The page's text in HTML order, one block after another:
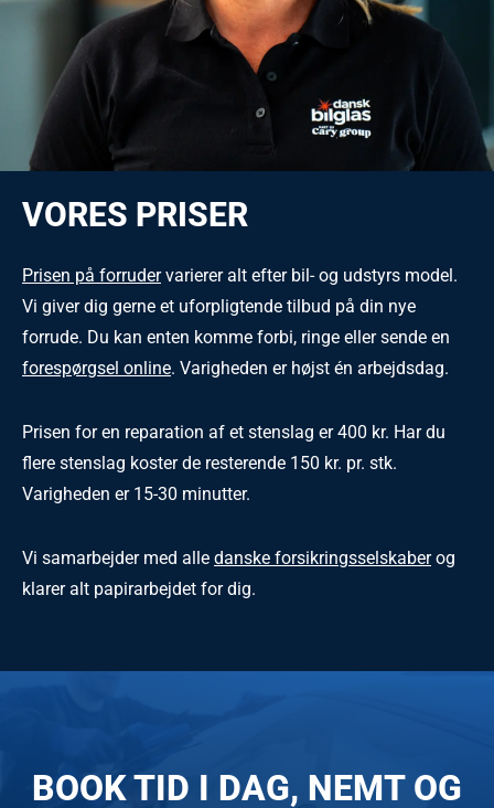
VORES PRISER
Prisen på forrudervarierer alt efter bil- og udstyrs model.
Vi giver dig gerne et uforpligtende tilbud på din nye
forrude. Du kan enten komme forbi, ringe eller sende en
forespørgsel online. Varigheden er højst én arbejdsdag.
Prisen for en reparation af et stenslag er 400 kr. Har du
flere stenslag koster de resterende 150 kr. pr. stk.
Varigheden er 15-30 minutter.
Vi samarbejder med alle danske forsikringsselskaberog
klarer alt papirarbejdet for dig.
BOOK TID I DAG, NEMT OG